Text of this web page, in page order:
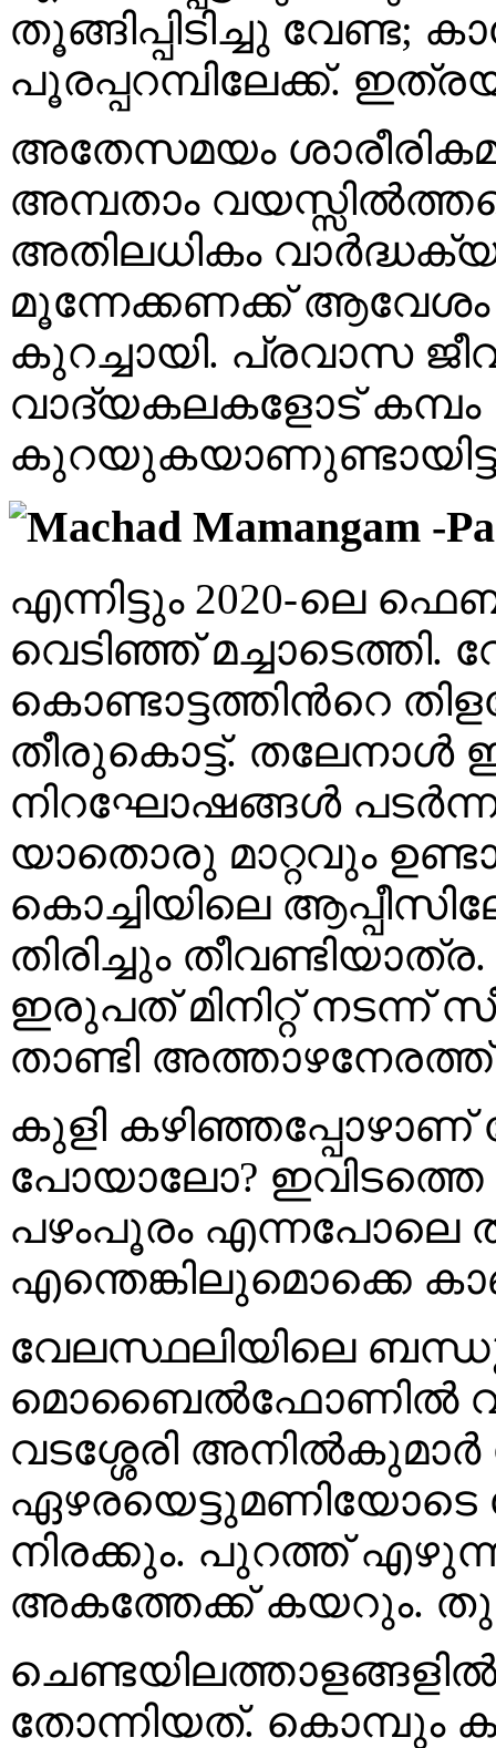
തൂങ്ങിപ്പിടിച്ചു വേണ്ട;
പൂരപ്പറമ്പിലേക്ക്.
അതേസമയം
അമ്പതാം
അതിലധികം
മൂന്നേക്കണക്ക് ആവേശം
കുറച്ചായി. പ്രവാസ
വാദ്യകലകളോട് കമ്പം
എന്നിട്ടും 2020-ലെ
വെടിഞ്ഞ് മച്ചാടെത്തി.
കൊണ്ടാട്ടത്തിൻറെ
തീരുകൊട്ട്. തലേനാൾ
നിറഘോഷങ്ങൾ
യാതൊരു മാറ്റവും
കൊച്ചിയിലെ
തിരിച്ചും
ഇരുപത് മിനിറ്റ് നടന്ന്
താണ്ടി അത്താഴനേരത്ത്
കുളി കഴിഞ്ഞപ്പോഴാണ്
പോയാലോ? ഇവിടത്തെ
പഴംപൂരം എന്നപോലെ
എന്തെങ്കിലുമൊക്കെ
വേലസ്ഥലിയിലെ
മൊബൈൽഫോണിൽ
വടശ്ശേരി അനിൽകുമാർ
ഏഴരയെട്ടുമണിയോടെ
നിരക്കും. പുറത്ത്
അകത്തേക്ക് കയറും.
തോന്നിയത്. കൊമ്പും